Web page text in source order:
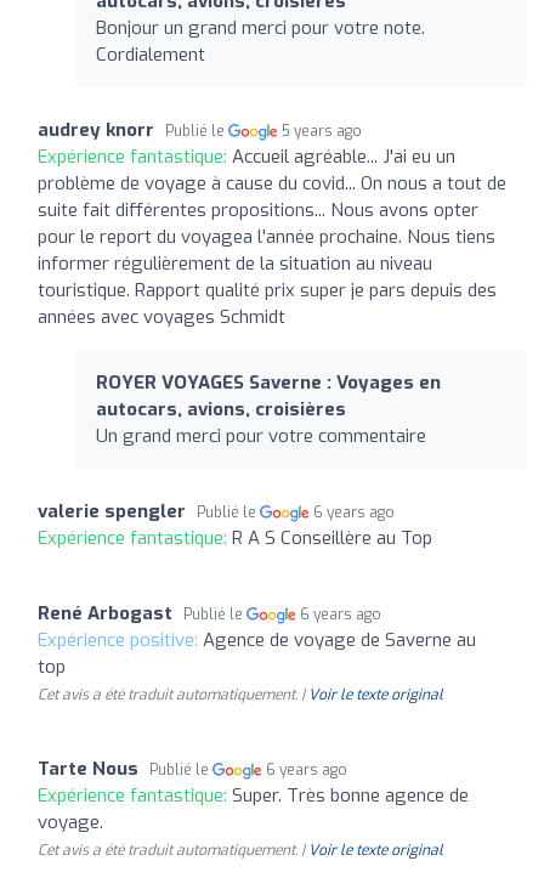
Bonjour un grand merci pour votre note.
Cordialement
audrey knorr Publié le 5 years ago
Expérience fantastique: Accueil agréable... J'ai eu un
problème de voyage à cause du covid... On nous a tout de
suite fait différentes propositions... Nous avons opter
pour le report du voyagea l'année prochaine. Nous tiens
informer régulièrement de la situation au niveau
touristique. Rapport qualité prix super je pars depuis des
années avec voyages Schmidt
ROYER VOYAGES Saverne : Voyages en
autocars, avions, croisières
Un grand merci pour votre commentaire
valerie spengler Publié le 6 years ago
Expérience fantastique: R A S Conseillère au Top
René Arbogast Publié le 6 years ago
Expérience positive: Agence de voyage de Saverne au
top
Cet avis a été traduit automatiquement. | Voir le texte original
Tarte Nous Publié le 6 years ago
Expérience fantastique: Super. Très bonne agence de
voyage.
Cet avis a été traduit automatiquement. | Voir le texte original